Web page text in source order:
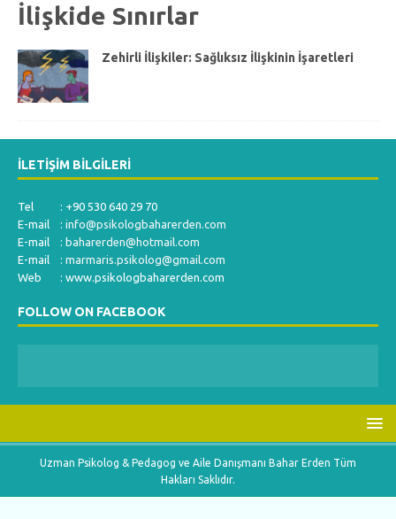
İlişkide Sınırlar
Zehirli İlişkiler: Sağlıksız İlişkinin İşaretleri
İLETIŞIM BILGILERI
Tel : +90 530 640 29 70
E-mail : info@psikologbaharerden.com
E-mail : baharerden@hotmail.com
E-mail : marmaris.psikolog@gmail.com
Web : www.psikologbaharerden.com
FOLLOW ON FACEBOOK
Uzman Psikolog & Pedagog ve Aile Danışmanı Bahar Erden Tüm
Hakları Saklıdır.